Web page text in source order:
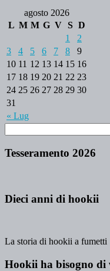
agosto 2026
L M M G V S D
« Lug
1
2
3
4 5 6 7 8
9
10 11 12 13 14 15 16
17 18 19 20 21 22 23
24 25 26 27 28 29 30
31
Tesseramento 2026
Dieci anni di hookii
La storia di hookii a fumetti
Hookii ha bisogno di